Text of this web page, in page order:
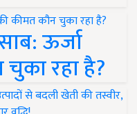
ऊर्जा
रहा है?